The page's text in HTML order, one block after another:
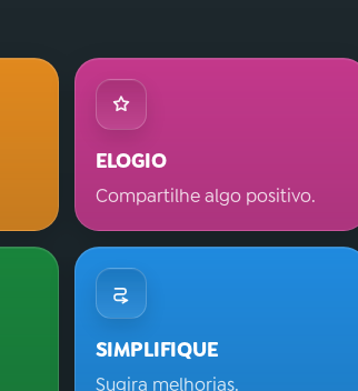
ELOGIO
Compartilhe algo positivo.
SIMPLIFIQUE
Sugira melhorias.